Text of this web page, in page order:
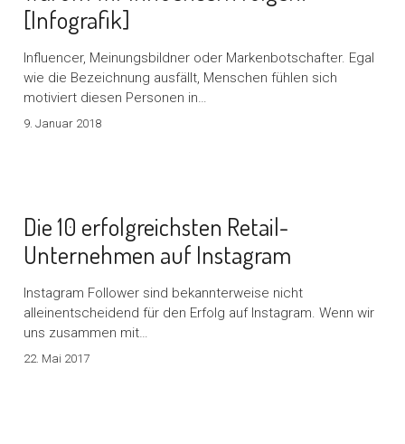
[Infografik]
Influencer, Meinungsbildner oder Markenbotschafter. Egal
wie die Bezeichnung ausfällt, Menschen fühlen sich
motiviert diesen Personen in…
9. Januar 2018
Die 10 erfolgreichsten Retail-
Unternehmen auf Instagram
Instagram Follower sind bekannterweise nicht
alleinentscheidend für den Erfolg auf Instagram. Wenn wir
uns zusammen mit…
22. Mai 2017